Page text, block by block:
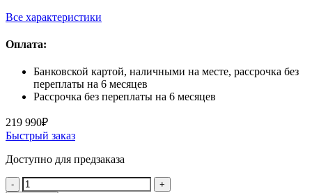
Все характеристики
Оплата:
Банковской картой, наличными на месте, рассрочка без
переплаты на 6 месяцев
Рассрочка без переплаты на 6 месяцев
219 990₽
Быстрый заказ
Доступно для предзаказа
Количество: